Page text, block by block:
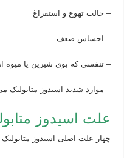
– حالت تهوع و استفراغ
– احساس ضعف
– تنفسی که بوی شیرین یا میوه
– موارد شدید اسیدوز متابولیک
علت اسیدوز
چهار علت اصلی اسیدوز متابولیک